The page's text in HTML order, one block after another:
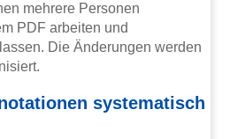
mehrere Personen
PDF arbeiten und
Die Änderungen werden
systematisch